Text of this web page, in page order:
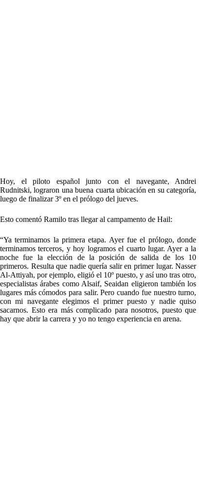
Hoy, el piloto español junto con el navegante, Andrei
Rudnitski, lograron una buena cuarta ubicación en su categoría,
luego de finalizar 3º en el prólogo del jueves.
Esto comentó Ramilo tras llegar al campamento de Hail:
“Ya terminamos la primera etapa. Ayer fue el prólogo, donde
terminamos terceros, y hoy logramos el cuarto lugar. Ayer a la
noche fue la elección de la posición de salida de los 10
primeros. Resulta que nadie quería salir en primer lugar. Nasser
Al-Attiyah, por ejemplo, eligió el 10º puesto, y así uno tras otro,
especialistas árabes como Alsaif, Seaidan eligieron también los
lugares más cómodos para salir. Pero cuando fue nuestro turno,
con mi navegante elegimos el primer puesto y nadie quiso
sacarnos. Esto era más complicado para nosotros, puesto que
hay que abrir la carrera y yo no tengo experiencia en arena.